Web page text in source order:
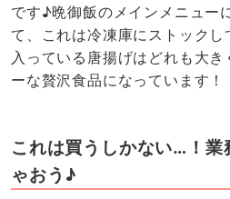
です♪晩御飯のメインメニュー
て、これは冷凍庫にストックし
入っている唐揚げはどれも大
ーな贅沢食品になっています！
これは買うしかない…！業
ゃおう♪